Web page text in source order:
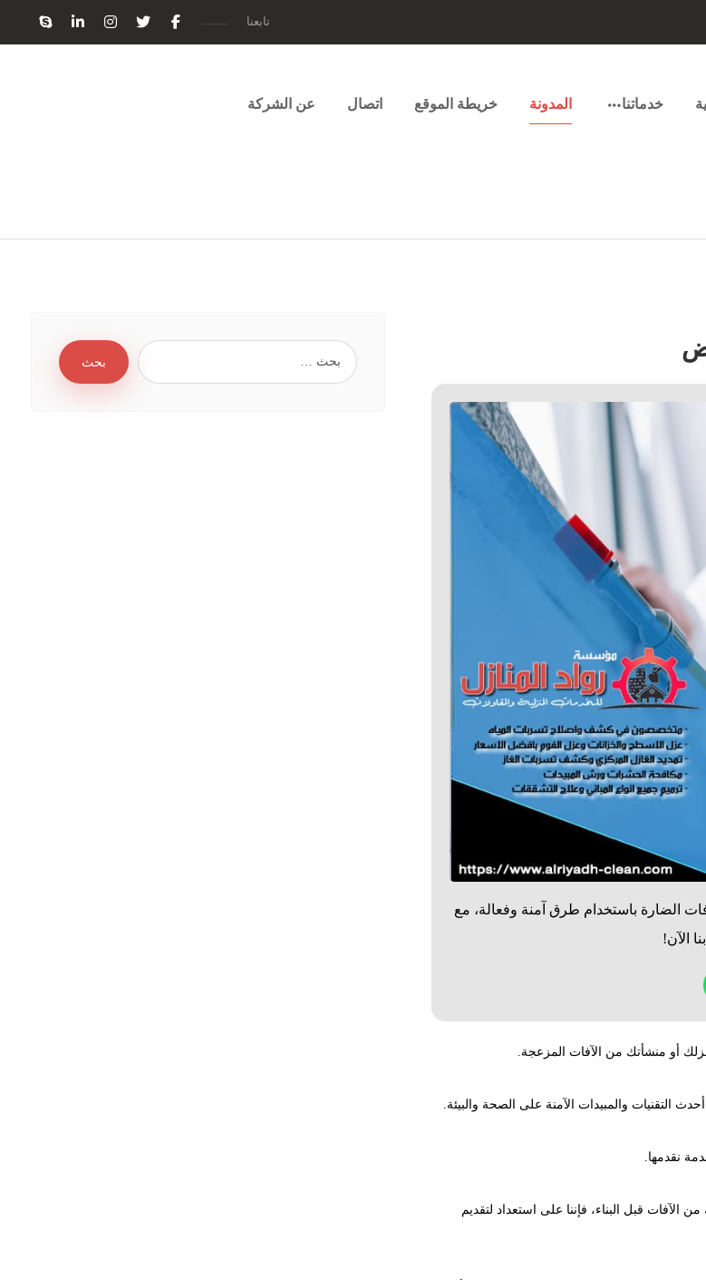
تابعنا
خدماتنا المدونة خريطة الموقع اتصال عن الشركة
الضارة باستخدام طرق آمنة وفعالة، مع
الآن!
أو منشأتك من الآفات المزعجة.
التقنيات والمبيدات الآمنة على الصحة والبيئة.
نقدمها.
قبل البناء، فإننا على استعداد لتقديم